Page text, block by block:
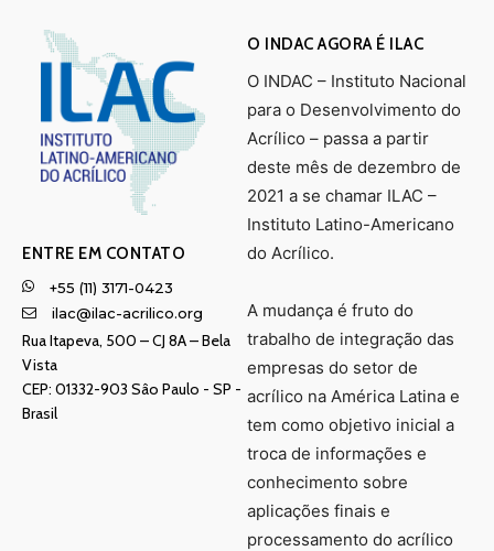
ENTRE EM CONTATO
+55 (11) 3171-0423
ilac@ilac-acrilico.org
Rua Itapeva, 500 – CJ 8A – Bela
Vista
CEP: 01332-903 Sâo Paulo - SP -
Brasil
O INDAC AGORA É ILAC
O INDAC – Instituto Nacional
para o Desenvolvimento do
Acrílico – passa a partir
deste mês de dezembro de
2021 a se chamar ILAC –
Instituto Latino-Americano
do Acrílico.
A mudança é fruto do
trabalho de integração das
empresas do setor de
acrílico na América Latina e
tem como objetivo inicial a
troca de informações e
conhecimento sobre
aplicações finais e
processamento do acrílico